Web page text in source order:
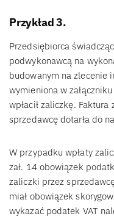
Przykład 3.
Przedsiębiorca
podwykonawcą na
budowanym na zlecenie
wymieniona w
wpłacił zaliczkę.
sprzedawcę dotarła do
W przypadku wpłaty
zał. 14 obowiązek
zaliczki przez
miał obowiązek
wykazać podatek VAT